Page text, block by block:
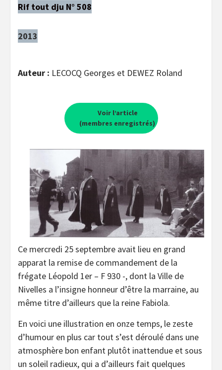
Rif tout dju N° 508
2013
Auteur : LECOCQ Georges et DEWEZ Roland
Voir l’article
(membres enregistrés)
Ce mercredi 25 septembre avait lieu en grand
apparat la remise de commandement de la
frégate Léopold 1er – F 930 -, dont la Ville de
Nivelles a l’insigne honneur d’être la marraine, au
même titre d’ailleurs que la reine Fabiola.
En voici une illustration en onze temps, le zeste
d’humour en plus car tout s’est déroulé dans une
atmosphère bon enfant plutôt inattendue et sous
un soleil radieux, qui a d’ailleurs fait quelques